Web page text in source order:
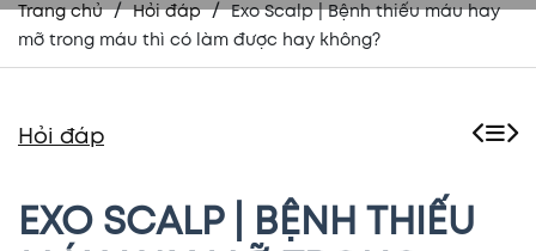
Trang chủ / Hỏi đáp /
Exo Scalp | Bệnh thiếu máu hay
mỡ trong máu thì có làm được hay không?
Hỏi đáp
EXO SCALP | BỆNH THIẾU